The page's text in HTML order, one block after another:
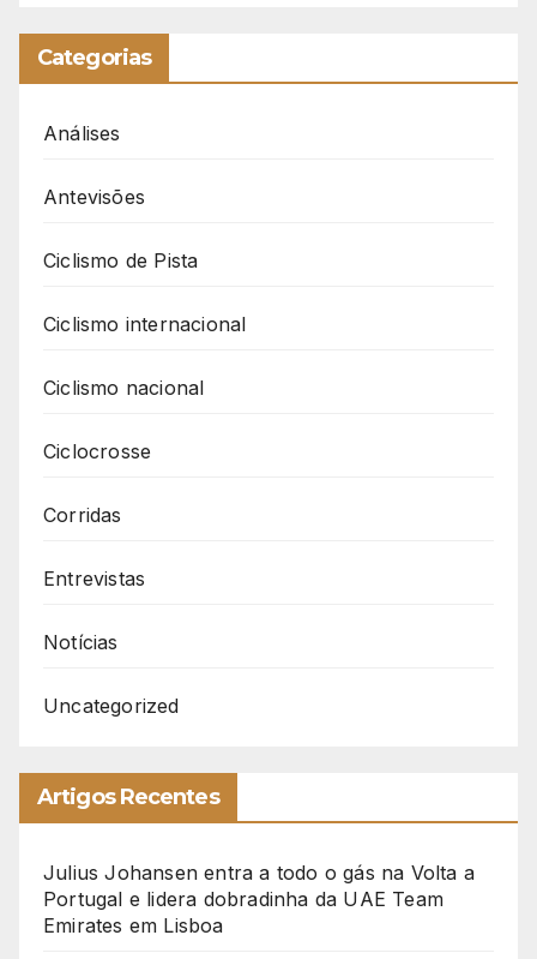
Categorias
Análises
Antevisões
Ciclismo de Pista
Ciclismo internacional
Ciclismo nacional
Ciclocrosse
Corridas
Entrevistas
Notícias
Uncategorized
Artigos Recentes
Julius Johansen entra a todo o gás na Volta a
Portugal e lidera dobradinha da UAE Team
Emirates em Lisboa